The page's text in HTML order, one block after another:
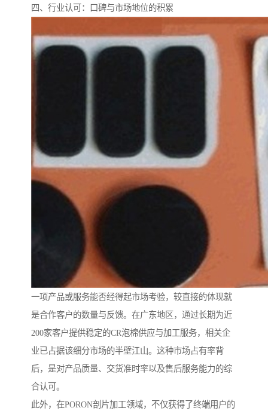
四、行业认可：口碑与市场地位的积累
一项产品或服务能否经得起市场考验，较直接的体现就
是合作客户的数量与反馈。在广东地区，通过长期为近
200家客户提供稳定的CR泡棉供应与加工服务，相关企
业已占据该细分市场的半壁江山。这种市场占有率背
后，是对产品质量、交货准时率以及售后服务能力的综
合认可。
此外，在PORON剖片加工领域，不仅获得了终端用户的